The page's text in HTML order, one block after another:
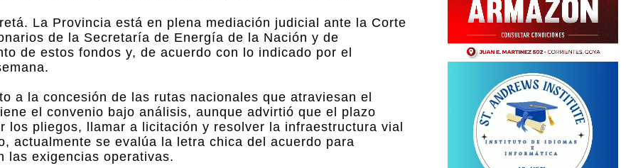
La Provincia está en plena mediación judicial ante la Corte
de la Secretaría de Energía de la Nación y de
de estos fondos y, de acuerdo con lo indicado por el
a la concesión de las rutas nacionales que atraviesan el
el convenio bajo análisis, aunque advirtió que el plazo
los pliegos, llamar a licitación y resolver la infraestructura vial
actualmente se evalúa la letra chica del acuerdo para
las exigencias operativas.